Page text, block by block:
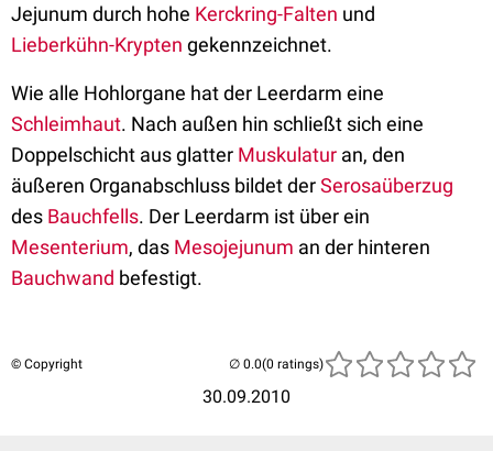
Jejunum durch hohe Kerckring-Falten und
Lieberkühn-Krypten gekennzeichnet.
Wie alle Hohlorgane hat der Leerdarm eine
Schleimhaut. Nach außen hin schließt sich eine
Doppelschicht aus glatter Muskulatur an, den
äußeren Organabschluss bildet derSerosaüberzug
des Bauchfells. Der Leerdarm ist über ein
Mesenterium, das Mesojejunum an der hinteren
Bauchwand befestigt.
© Copyright
30.09.2010
(0 ratings)